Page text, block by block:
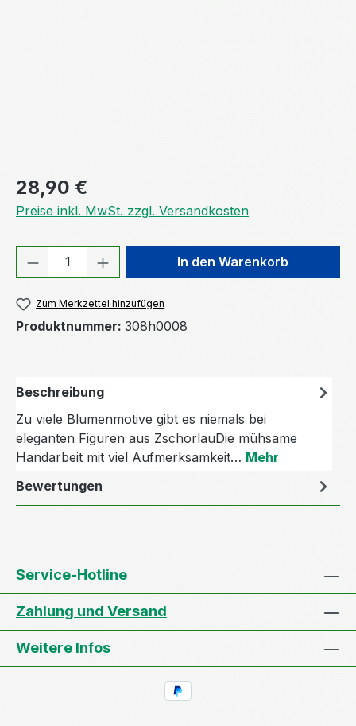
Regulärer Preis:
28,90 €
Preise inkl. MwSt. zzgl. Versandkosten
Produkt Anzahl: Gib denIn den Warenkorb
Zum Merkzettel hinzufügen
Produktnummer: 308h0008
Beschreibung
Zu viele Blumenmotive gibt es niemals bei
eleganten Figuren aus ZschorlauDie mühsame
Handarbeit mit viel Aufmerksamkeit… Mehr
Bewertungen
Service-Hotline
Zahlung und Versand
Weitere Infos